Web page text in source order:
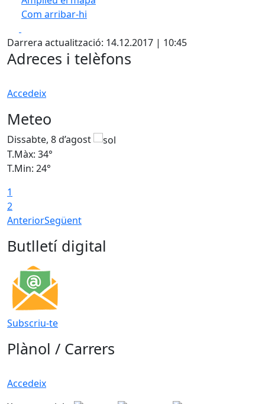
Com arribar-hi
+
−
Darrera actualització: 14.12.2017 | 10:45
Adreces i telèfons
Accedeix
Meteo
Dissabte, 8 d’agost
T.Màx: 34°
T.Min: 24°
1
2
AnteriorSegüent
Butlletí digital
Subscriu-te
Plànol / Carrers
Accedeix